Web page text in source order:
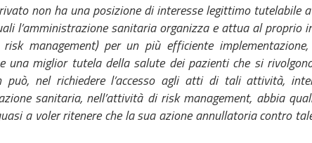
non ha una posizione di interesse legittimo tutelabile
l’amministrazione sanitaria organizza e attua al proprio
risk management) per un più efficiente
una miglior tutela della salute dei pazienti che si
può, nel richiedere l’accesso agli atti di tali attività,
sanitaria, nell’attività di risk management, abbia
a voler ritenere che la sua azione annullatoria contro